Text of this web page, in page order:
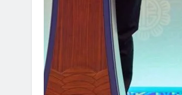
[경찰] 필
검거